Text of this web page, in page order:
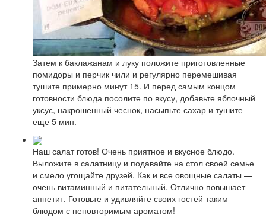
Затем к баклажанам и луку положите приготовленные
помидоры и перчик чили и регулярно перемешивая
тушите примерно минут 15. И перед самым концом
готовности блюда посолите по вкусу, добавьте яблочный
уксус, накрошенный чеснок, насыпьте сахар и тушите
еще 5 мин.
Наш салат готов! Очень приятное и вкусное блюдо.
Выложите в салатницу и подавайте на стол своей семье
и смело угощайте друзей. Как и все овощные салаты —
очень витаминный и питательный. Отлично повышает
аппетит. Готовьте и удивляйте своих гостей таким
блюдом с неповторимым ароматом!